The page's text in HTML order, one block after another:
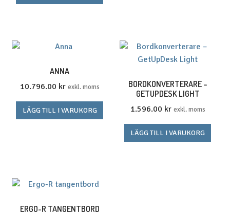
ANNA
10.796.00 kr exkl. moms
LÄGG TILL I VARUKORG
BORDKONVERTERARE –
GETUPDESK LIGHT
1.596.00 kr exkl. moms
LÄGG TILL I VARUKORG
ERGO-R TANGENTBORD